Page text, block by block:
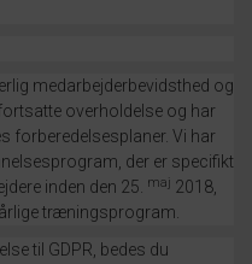
medarbejderbevidsthed og
overholdelse og har
forberedelsesplaner. Vi har
der er specifikt
inden den 25.
maj 2018,
træningsprogram.
til GDPR, bedes du